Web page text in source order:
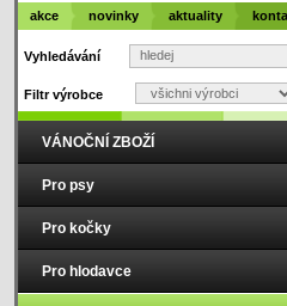
Vyhledávání
Filtr výrobce
VÁNOČNÍ ZBOŽÍ
Pro psy
Pro kočky
Pro hlodavce
akce novinky aktuality